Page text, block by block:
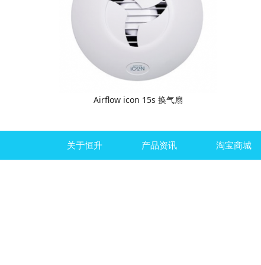
Airflow icon 15s 换气扇
关于恒升 产品资讯 淘宝商城